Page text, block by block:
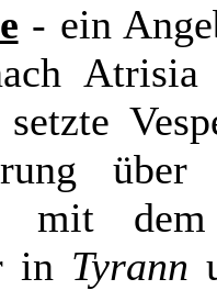
- ein
- mit
in Tyrann